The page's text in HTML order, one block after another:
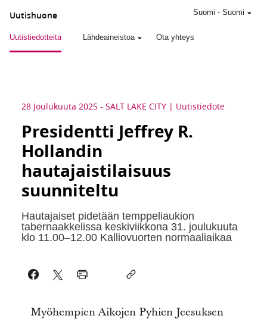
Uutishuone
Uutistiedotteita Lähdeaineistoa Ota yhteys
Suomi - Suomi
28 Joulukuuta 2025 - SALT LAKE CITY Uutistiedote
Presidentti Jeffrey R.
Hollandin
hautajaistilaisuus
suunniteltu
Hautajaiset pidetään temppeliaukion
tabernaakkelissa keskiviikkona 31. joulukuuta
klo 11.00–12.00 Kalliovuorten normaaliaikaa
Myöhempien Aikojen Pyhien Jeesuksen